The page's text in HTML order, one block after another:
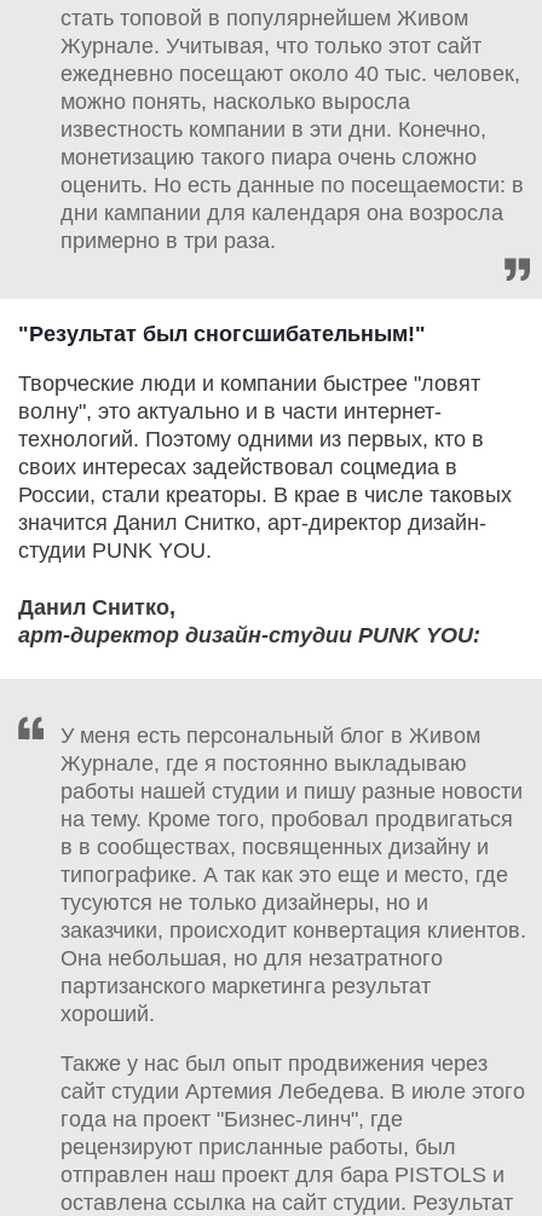
стать топовой в популярнейшем Живом
Журнале. Учитывая, что только этот сайт
ежедневно посещают около 40 тыс. человек,
можно понять, насколько выросла
известность компании в эти дни. Конечно,
монетизацию такого пиара очень сложно
оценить. Но есть данные по посещаемости: в
дни кампании для календаря она возросла
примерно в три раза.
"Результат был сногсшибательным!"
Творческие люди и компании быстрее "ловят
волну", это актуально и в части интернет-
технологий. Поэтому одними из первых, кто в
своих интересах задействовал соцмедиа в
России, стали креаторы. В крае в числе таковых
значится Данил Снитко, арт-директор дизайн-
студии PUNK YOU.
Данил Снитко,
арт-директор дизайн-студии PUNK YOU:
У меня есть персональный блог в Живом
Журнале, где я постоянно выкладываю
работы нашей студии и пишу разные новости
на тему. Кроме того, пробовал продвигаться
в в сообществах, посвященных дизайну и
типографике. А так как это еще и место, где
тусуются не только дизайнеры, но и
заказчики, происходит конвертация клиентов.
Она небольшая, но для незатратного
партизанского маркетинга результат
хороший.
Также у нас был опыт продвижения через
сайт студии Артемия Лебедева. В июле этого
года на проект "Бизнес-линч", где
рецензируют присланные работы, был
отправлен наш проект для бара PISTOLS и
оставлена ссылка на сайт студии. Результат